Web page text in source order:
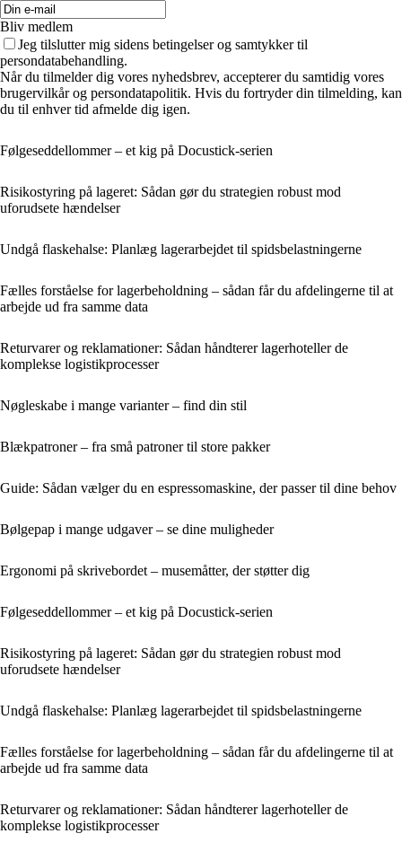
Bliv medlem
Jeg tilslutter mig sidens betingelser og samtykker til
persondatabehandling.
Når du tilmelder dig vores nyhedsbrev, accepterer du samtidig vores
brugervilkår og persondatapolitik. Hvis du fortryder din tilmelding, kan
du til enhver tid afmelde dig igen.
Følgeseddellommer – et kig på Docustick-serien
Risikostyring på lageret: Sådan gør du strategien robust mod
uforudsete hændelser
Undgå flaskehalse: Planlæg lagerarbejdet til spidsbelastningerne
Fælles forståelse for lagerbeholdning – sådan får du afdelingerne til at
arbejde ud fra samme data
Returvarer og reklamationer: Sådan håndterer lagerhoteller de
komplekse logistikprocesser
Nøgleskabe i mange varianter – find din stil
Blækpatroner – fra små patroner til store pakker
Guide: Sådan vælger du en espressomaskine, der passer til dine behov
Bølgepap i mange udgaver – se dine muligheder
Ergonomi på skrivebordet – musemåtter, der støtter dig
Følgeseddellommer – et kig på Docustick-serien
Risikostyring på lageret: Sådan gør du strategien robust mod
uforudsete hændelser
Undgå flaskehalse: Planlæg lagerarbejdet til spidsbelastningerne
Fælles forståelse for lagerbeholdning – sådan får du afdelingerne til at
arbejde ud fra samme data
Returvarer og reklamationer: Sådan håndterer lagerhoteller de
komplekse logistikprocesser